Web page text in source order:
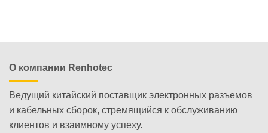
О компании Renhotec
Ведущий китайский поставщик электронных разъемов
и кабельных сборок, стремящийся к обслуживанию
клиентов и взаимному успеху.